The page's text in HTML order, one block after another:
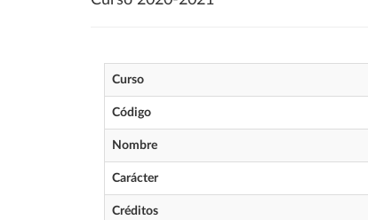
Curso
Código
Nombre
Carácter
Créditos